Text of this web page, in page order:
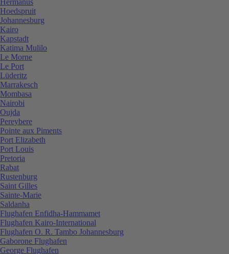
Hoedspruit
Johannesburg
Kairo
Kapstadt
Katima Mulilo
Le Morne
Le Port
Lüderitz
Marrakesch
Mombasa
Nairobi
Oujda
Pereybere
Pointe aux Piments
Port Elizabeth
Port Louis
Pretoria
Rabat
Rustenburg
Saint Gilles
Sainte-Marie
Saldanha
Flughafen Enfidha-Hammamet
Flughafen Kairo-International
Flughafen O. R. Tambo Johannesburg
Gaborone Flughafen
George Flughafen